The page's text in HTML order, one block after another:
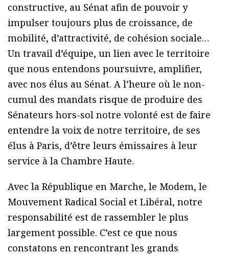
constructive, au Sénat afin de pouvoir y
impulser toujours plus de croissance, de
mobilité, d’attractivité, de cohésion sociale…
Un travail d’équipe, un lien avec le territoire
que nous entendons poursuivre, amplifier,
avec nos élus au Sénat. A l’heure où le non-
cumul des mandats risque de produire des
Sénateurs hors-sol notre volonté est de faire
entendre la voix de notre territoire, de ses
élus à Paris, d’être leurs émissaires à leur
service à la Chambre Haute.
Avec la République en Marche, le Modem, le
Mouvement Radical Social et Libéral, notre
responsabilité est de rassembler le plus
largement possible. C’est ce que nous
constatons en rencontrant les grands